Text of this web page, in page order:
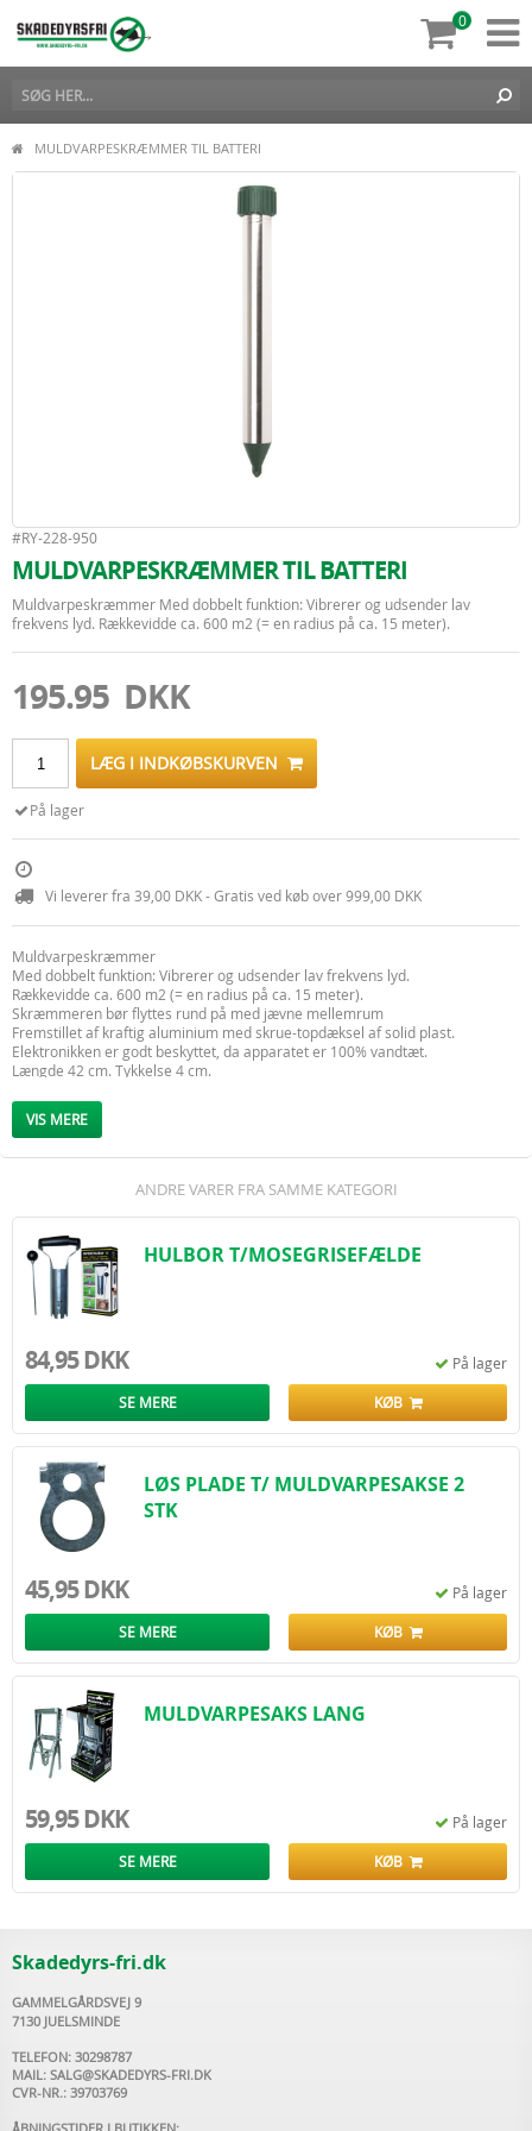
0
MULDVARPESKRÆMMER TIL BATTERI
#RY-228-950
MULDVARPESKRÆMMER TIL BATTERI
Muldvarpeskræmmer Med dobbelt funktion: Vibrerer og udsender lav
frekvens lyd. Rækkevidde ca. 600 m2 (= en radius på ca. 15 meter).
195.95 DKK
LÆG I INDKØBSKURVEN
På lager
Vi leverer fra 39,00 DKK - Gratis ved køb over 999,00 DKK
Muldvarpeskræmmer
Med dobbelt funktion: Vibrerer og udsender lav frekvens lyd.
Rækkevidde ca. 600 m2 (= en radius på ca. 15 meter).
Skræmmeren bør flyttes rund på med jævne mellemrum
Fremstillet af kraftig aluminium med skrue-topdæksel af solid plast.
Elektronikken er godt beskyttet, da apparatet er 100% vandtæt.
Længde 42 cm. Tykkelse 4 cm.
Leveres uden batterier.
Der kan gå op til 2-3 uger før man oplever virkningen af skræmmeren.
VIS MERE
ANDRE VARER FRA SAMME KATEGORI
HULBOR T/MOSEGRISEFÆLDE
84,95 DKK På lager
SE MERE KØB
LØS PLADE T/ MULDVARPESAKSE 2
STK
45,95 DKK På lager
SE MERE KØB
MULDVARPESAKS LANG
59,95 DKK På lager
SE MERE KØB
Skadedyrs-fri.dk
GAMMELGÅRDSVEJ 9
7130 JUELSMINDE
TELEFON: 30298787
MAIL: SALG@SKADEDYRS-FRI.DK
CVR-NR.: 39703769